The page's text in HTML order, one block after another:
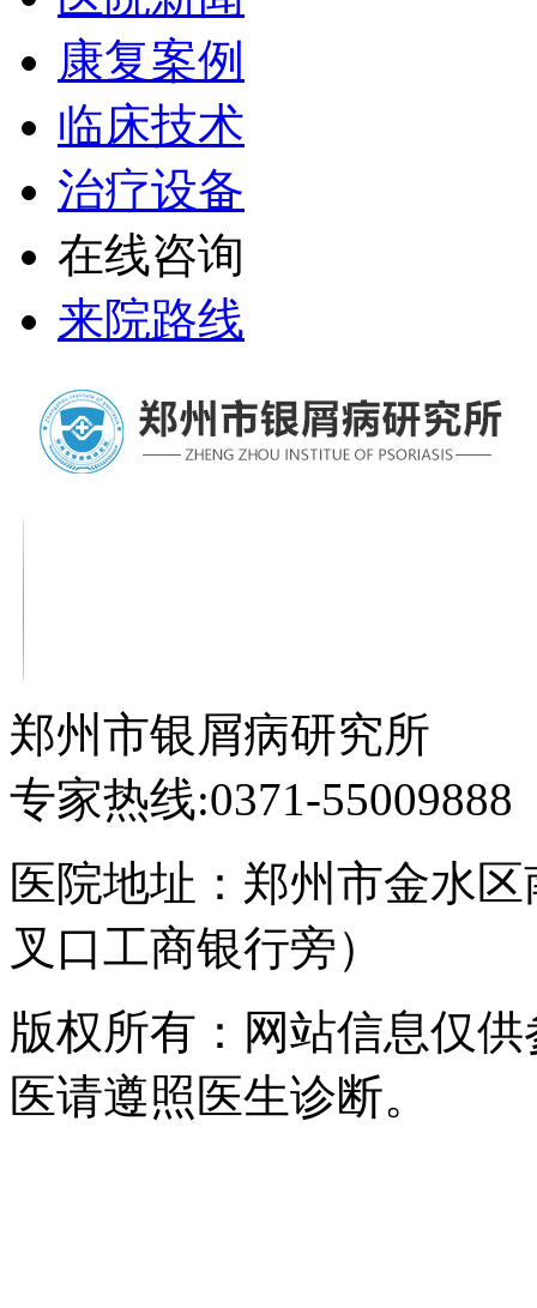
康复案例
临床技术
治疗设备
在线咨询
来院路线
郑州市银屑病研究所
专家热线:0371-55009888
医院地址：郑州市金水
叉口工商银行旁）
版权所有：网站信息仅
医请遵照医生诊断。